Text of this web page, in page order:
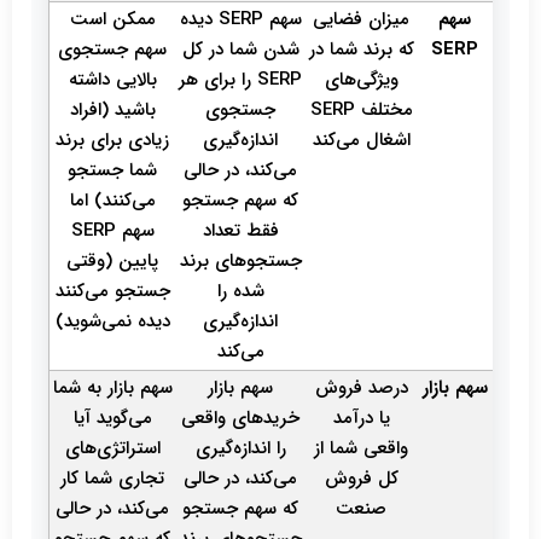
سهم
SERP
میزان فضایی
که برند شما در
ویژگی‌های
مختلف SERP
اشغال می‌کند
سهم SERP دیده
شدن شما در کل
SERP را برای هر
جستجوی
اندازه‌گیری
می‌کند، در حالی
که سهم جستجو
فقط تعداد
جستجوهای برند
شده را
اندازه‌گیری
می‌کند
ممکن است
سهم جستجوی
بالایی داشته
باشید (افراد
زیادی برای برند
شما جستجو
می‌کنند) اما
سهم SERP
پایین (وقتی
جستجو می‌کنند
دیده نمی‌شوید)
سهم بازار درصد فروش
یا درآمد
واقعی شما از
کل فروش
صنعت
سهم بازار
خریدهای واقعی
را اندازه‌گیری
می‌کند، در حالی
که سهم جستجو
سهم بازار به شما
می‌گوید آیا
استراتژی‌های
تجاری شما کار
می‌کند، در حالی